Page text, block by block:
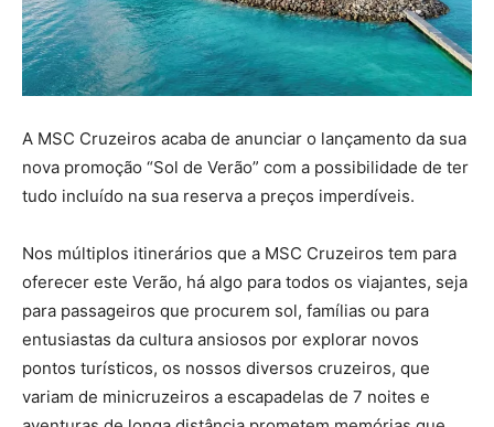
A MSC Cruzeiros acaba de anunciar o lançamento da sua
nova promoção “Sol de Verão” com a possibilidade de ter
tudo incluído na sua reserva a preços imperdíveis.
Nos múltiplos itinerários que a MSC Cruzeiros tem para
oferecer este Verão, há algo para todos os viajantes, seja
para passageiros que procurem sol, famílias ou para
entusiastas da cultura ansiosos por explorar novos
pontos turísticos, os nossos diversos cruzeiros, que
variam de minicruzeiros a escapadelas de 7 noites e